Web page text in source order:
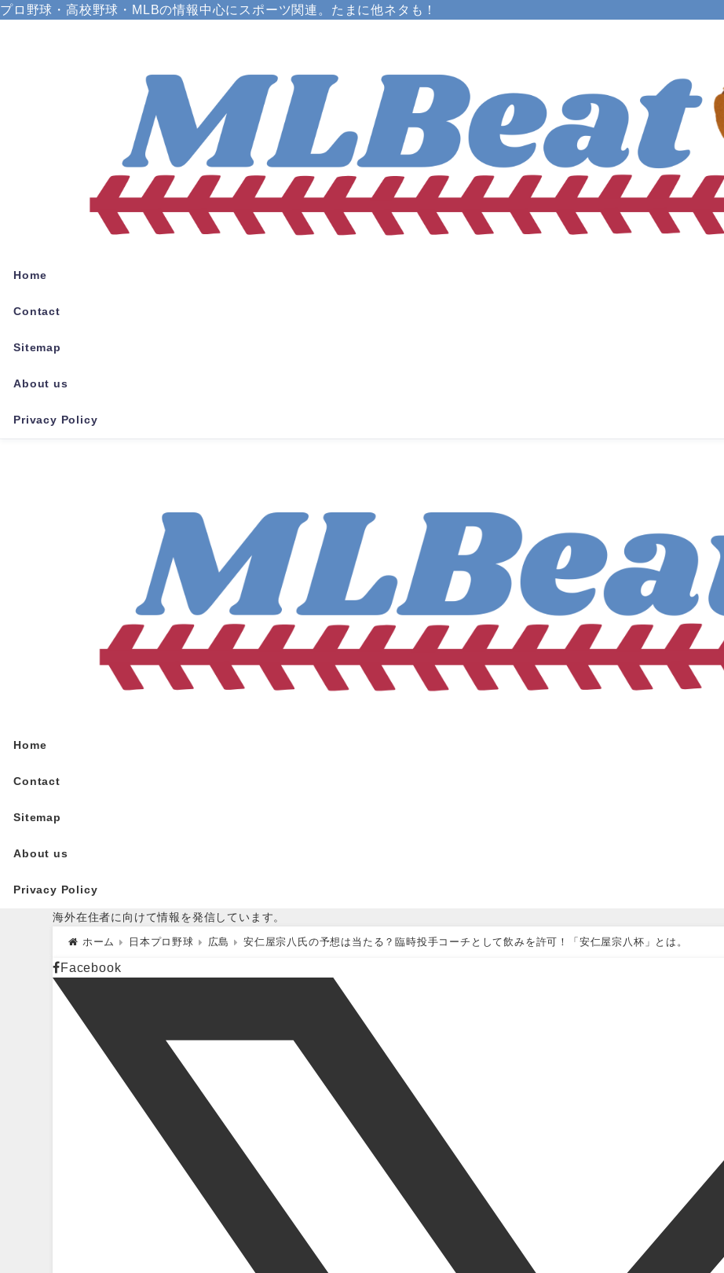
プロ野球・高校野球・MLBの情報中心にスポーツ関連。たまに他ネタも！
Home
Contact
Sitemap
About us
Privacy Policy
Home
Contact
Sitemap
About us
Privacy Policy
海外在住者に向けて情報を発信しています。
ホーム 日本プロ野球 広島 安仁屋宗八氏の予想は当たる？臨時投手コーチとして飲みを許可！「安仁屋宗八杯」とは。
Facebook